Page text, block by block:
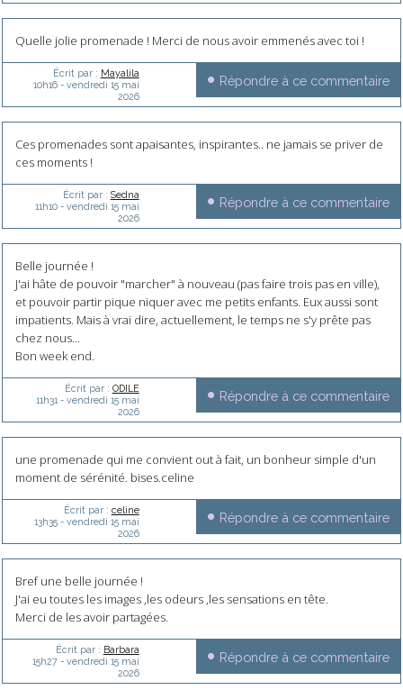
Quelle jolie promenade ! Merci de nous avoir emmenés avec toi !
Écrit par : Mayalila
10h16- vendredi 15 mai
2026
Répondre à ce commentaire
Ces promenades sont apaisantes, inspirantes.. ne jamais se priver de
ces moments !
Écrit par : Sedna
11h10- vendredi 15 mai
2026
Répondre à ce commentaire
Belle journée !
J'ai hâte de pouvoir "marcher" à nouveau (pas faire trois pas en ville),
et pouvoir partir pique niquer avec me petits enfants. Eux aussi sont
impatients. Mais à vrai dire, actuellement, le temps ne s'y prête pas
chez nous...
Bon week end.
Écrit par : ODILE
11h31 - vendredi 15 mai
2026
Répondre à ce commentaire
une promenade qui me convient out à fait, un bonheur simple d'un
moment de sérénité. bises.celine
Écrit par : celine
13h35- vendredi 15 mai
2026
Répondre à ce commentaire
Bref une belle journée !
J'ai eu toutes les images ,les odeurs ,les sensations en tête.
Merci de les avoir partagées.
Écrit par : Barbara
15h27- vendredi 15 mai
2026
Répondre à ce commentaire